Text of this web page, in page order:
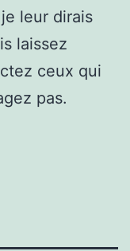
leur dirais
laissez
ceux qui
pas.